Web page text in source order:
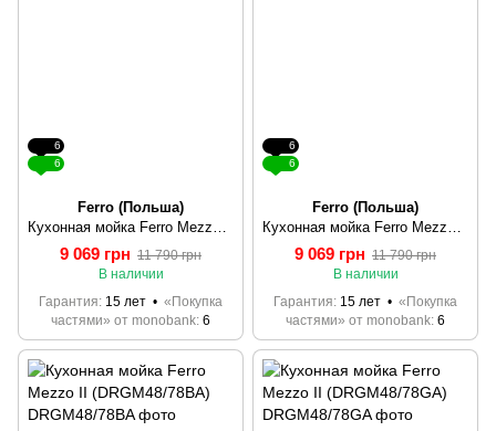
6
6
Ferro (Польша)
9 069 грн 11 790 грн
В наличии
Гарантия 15 лет
«Покупка
частями» от monobank 6
6
6
Ferro (Польша)
9 069 грн 11 790 грн
В наличии
Гарантия 15 лет
«Покупка
частями» от monobank 6